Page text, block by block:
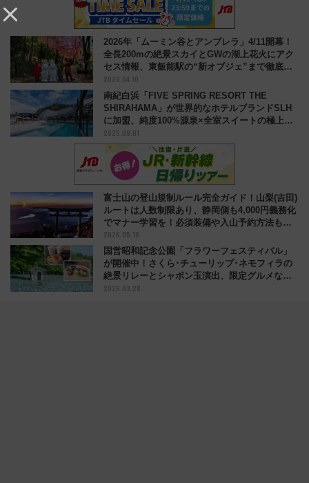
2026年「ムーミン谷とアンブレラ」4/11開幕！
全長200mの絶景スカイとGWの湖上花火にアク
セス情報、東飯能駅の“新オブジェ”まで徹底ガ
イド
2026.04.10
南紀白浜「FIVE SPRING RESORT THE
SHIRAHAMA」が世界的なホテルブランドSLH
に加盟、純度100%源泉×全室スイートの極上リ
ゾート
2025.09.01
富士山の登山規制ルール完全ガイド！山梨(吉田)
ルートは人数制限あり、静岡側も4,000円義務化
でマナー学習を！必須装備や入山予約方法も解
説
2026.05.18
国営昭和記念公園「フラワーフェスティバル」
が開催中！さくら･チューリップ･ネモフィラの
絶景リレーとシャボン玉演出、限定グルメなど
紹介
2026.03.28